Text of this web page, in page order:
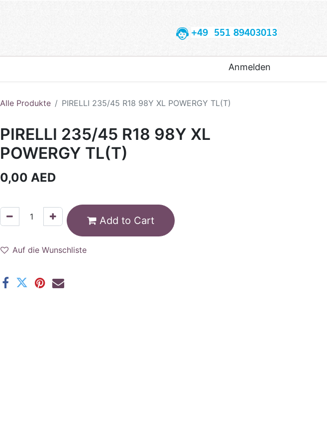
+49 551 89403013
Anmelden
Alle Produkte PIRELLI 235/45 R18 98Y XL POWERGY TL(T)
PIRELLI 235/45 R18 98Y XL
POWERGY TL(T)
0,00 AED
Add to Cart
Auf die Wunschliste